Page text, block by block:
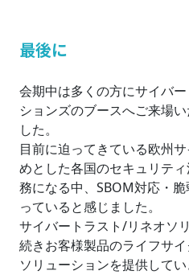
最後に
会期中は多くの方にサイバ
ションズのブースへご来場
した。
目前に迫ってきている欧州
めとした各国のセキュリテ
務になる中、SBOM対応・
っていると感じました。
サイバートラスト/リネオソ
続きお客様製品のライフサ
ソリューションを提供してい